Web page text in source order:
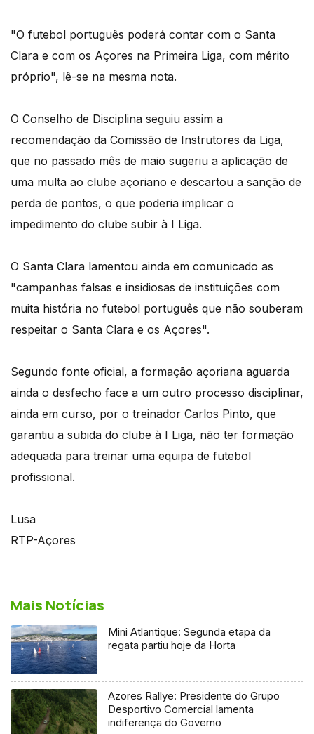
"O futebol português poderá contar com o Santa
Clara e com os Açores na Primeira Liga, com mérito
próprio", lê-se na mesma nota.
O Conselho de Disciplina seguiu assim a
recomendação da Comissão de Instrutores da Liga,
que no passado mês de maio sugeriu a aplicação de
uma multa ao clube açoriano e descartou a sanção de
perda de pontos, o que poderia implicar o
impedimento do clube subir à I Liga.
O Santa Clara lamentou ainda em comunicado as
"campanhas falsas e insidiosas de instituições com
muita história no futebol português que não souberam
respeitar o Santa Clara e os Açores".
Segundo fonte oficial, a formação açoriana aguarda
ainda o desfecho face a um outro processo disciplinar,
ainda em curso, por o treinador Carlos Pinto, que
garantiu a subida do clube à I Liga, não ter formação
adequada para treinar uma equipa de futebol
profissional.
Lusa
RTP-Açores
Mais Notícias
Mini Atlantique: Segunda etapa da
regata partiu hoje da Horta
Azores Rallye: Presidente do Grupo
Desportivo Comercial lamenta
indiferença do Governo